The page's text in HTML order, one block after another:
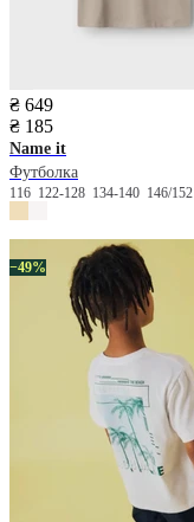
₴ 649
₴ 185
Name it
Футболка
116 122-128 134-140 146/152
−49%